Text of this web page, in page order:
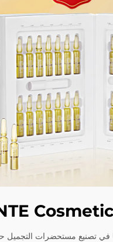
في تصنيع مستحضرات